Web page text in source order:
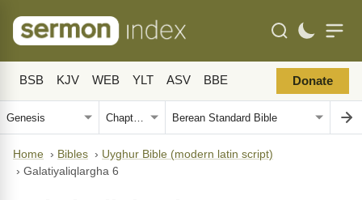
BSB KJV WEB YLT ASV BBE Donate
Home › Bibles › Uyghur Bible (modern latin script)
› Galatiyaliqlargha 6